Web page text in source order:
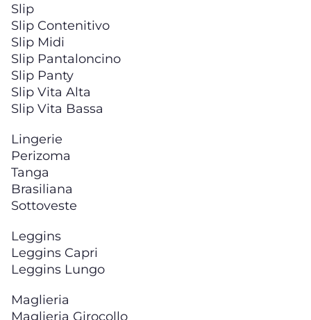
Slip
Slip Contenitivo
Slip Midi
Slip Pantaloncino
Slip Panty
Slip Vita Alta
Slip Vita Bassa
Lingerie
Perizoma
Tanga
Brasiliana
Sottoveste
Leggins
Leggins Capri
Leggins Lungo
Maglieria
Maglieria Girocollo